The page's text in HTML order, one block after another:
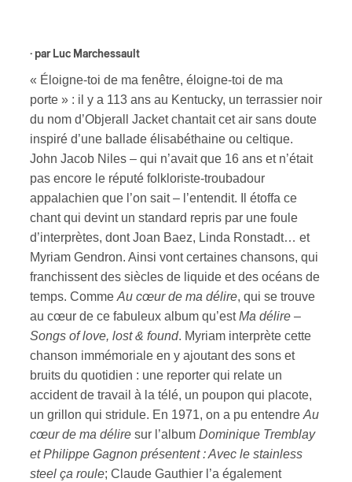
· par Luc Marchessault
« Éloigne-toi de ma fenêtre, éloigne-toi de ma
porte » : il y a 113 ans au Kentucky, un terrassier noir
du nom d’Objerall Jacket chantait cet air sans doute
inspiré d’une ballade élisabéthaine ou celtique.
John Jacob Niles – qui n’avait que 16 ans et n’était
pas encore le réputé folkloriste-troubadour
appalachien que l’on sait – l’entendit. Il étoffa ce
chant qui devint un standard repris par une foule
d’interprètes, dont Joan Baez, Linda Ronstadt… et
Myriam Gendron. Ainsi vont certaines chansons, qui
franchissent des siècles de liquide et des océans de
temps. Comme Au cœur de ma délire, qui se trouve
au cœur de ce fabuleux album qu’estMa délire –
Songs of love, lost & found. Myriam interprète cette
chanson immémoriale en y ajoutant des sons et
bruits du quotidien : une reporter qui relate un
accident de travail à la télé, un poupon qui placote,
un grillon qui stridule. En 1971, on a pu entendre Au
cœur de ma délire sur l’album Dominique Tremblay
et Philippe Gagnon présentent : Avec le stainless
steel ça roule; Claude Gauthier l’a également